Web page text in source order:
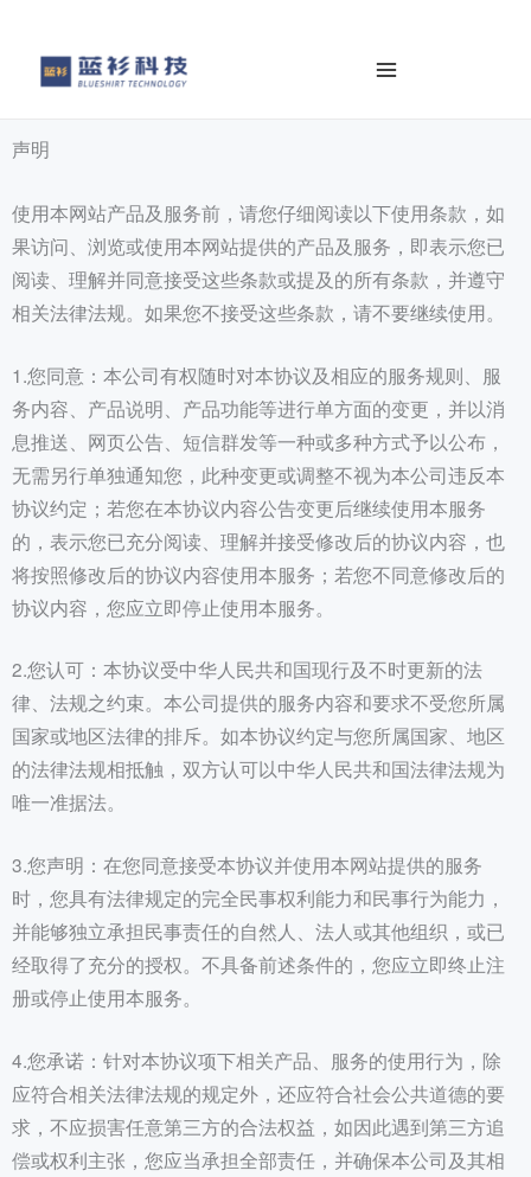
声明
使用本网站产品及服务前，请您仔细阅读以下使用条款，如
果访问、浏览或使用本网站提供的产品及服务，即表示您已
阅读、理解并同意接受这些条款或提及的所有条款，并遵守
相关法律法规。如果您不接受这些条款，请不要继续使用。
1.您同意：本公司有权随时对本协议及相应的服务规则、服
务内容、产品说明、产品功能等进行单方面的变更，并以消
息推送、网页公告、短信群发等一种或多种方式予以公布，
无需另行单独通知您，此种变更或调整不视为本公司违反本
协议约定；若您在本协议内容公告变更后继续使用本服务
的，表示您已充分阅读、理解并接受修改后的协议内容，也
将按照修改后的协议内容使用本服务；若您不同意修改后的
协议内容，您应立即停止使用本服务。
2.您认可：本协议受中华人民共和国现行及不时更新的法
律、法规之约束。本公司提供的服务内容和要求不受您所属
国家或地区法律的排斥。如本协议约定与您所属国家、地区
的法律法规相抵触，双方认可以中华人民共和国法律法规为
唯一准据法。
3.您声明：在您同意接受本协议并使用本网站提供的服务
时，您具有法律规定的完全民事权利能力和民事行为能力，
并能够独立承担民事责任的自然人、法人或其他组织，或已
经取得了充分的授权。不具备前述条件的，您应立即终止注
册或停止使用本服务。
4.您承诺：针对本协议项下相关产品、服务的使用行为，除
应符合相关法律法规的规定外，还应符合社会公共道德的要
求，不应损害任意第三方的合法权益，如因此遇到第三方追
偿或权利主张，您应当承担全部责任，并确保本公司及其相